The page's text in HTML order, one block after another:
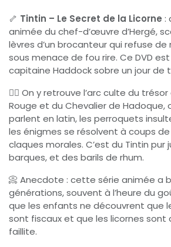
🦴 Tintin – Le Secret de la Licorne :
animée du chef-d’œuvre d’Hergé,
lèvres d’un brocanteur qui refuse
sous menace de fou rire. Ce DVD est
capitaine Haddock sobre un jour de
🏴‍☠️ On y retrouve l’arc culte du
Rouge et du Chevalier de Hadoque,
parlent en latin, les perroquets
les énigmes se résolvent à coups
claques morales. C’est du Tintin pur
barques, et des barils de rhum.
📀 Anecdote : cette série animée a
générations, souvent à l’heure du
que les enfants ne découvrent que
sont fiscaux et que les licornes
faillite.